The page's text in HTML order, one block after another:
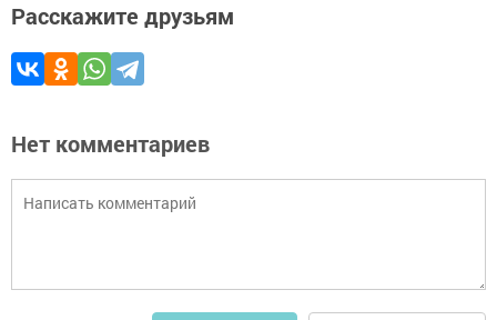
Расскажите друзьям
Нет комментариев